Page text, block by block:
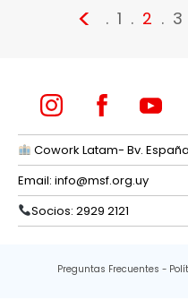
< 1 2 3
Cowork Latam- Bv.
Email: info@msf.org.uy
Socios: 2929 2121
Preguntas Frecuentes